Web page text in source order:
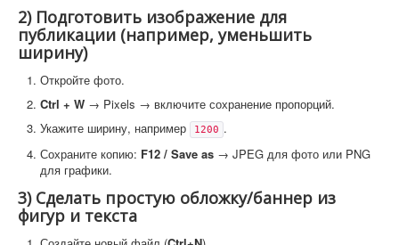
2) Подготовить изображение для
публикации (например, уменьшить
ширину)
Откройте фото.
Ctrl + W → Pixels → включите сохранение пропорций.
Укажите ширину, например
1200 .
Сохраните копию: F12 / Save as → JPEG для фото или PNG
для графики.
3) Сделать простую обложку/баннер из
фигур и текста